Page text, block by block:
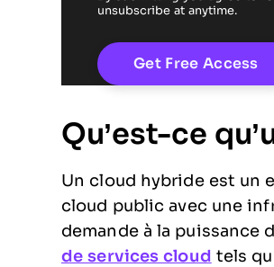
unsubscribe at anytime.
Qu’est-ce
Un cloud hybride est un
cloud public avec une
demande à la puissance
de services cloud tels